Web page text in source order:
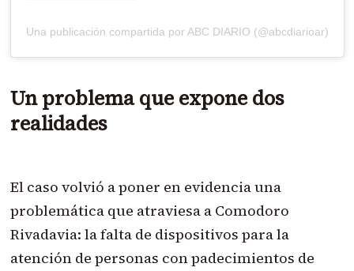
Una publicación compartida por ABC DIARIO (@abcdiarioar)
Un problema que expone dos
realidades
El caso volvió a poner en evidencia una
problemática que atraviesa a Comodoro
Rivadavia: la falta de dispositivos para la
atención de personas con padecimientos de